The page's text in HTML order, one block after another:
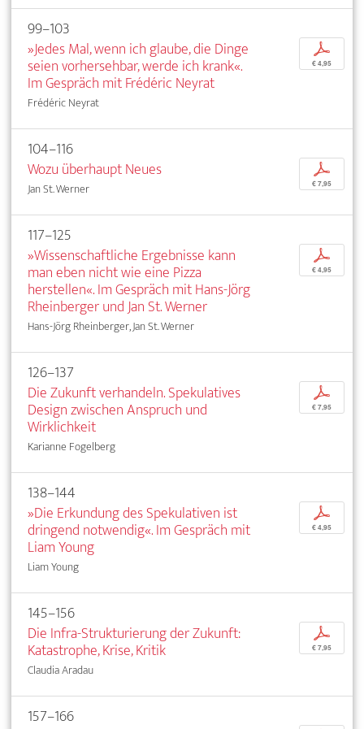
99–103
»Jedes Mal, wenn ich glaube, die Dinge
seien vorhersehbar, werde ich krank«.
Im Gespräch mit Frédéric Neyrat
Frédéric Neyrat
p
€ 4,95
104–116
Wozu überhaupt Neues
Jan St. Werner
p
€ 7,95
117–125
»Wissenschaftliche Ergebnisse kann
man eben nicht wie eine Pizza
herstellen«. Im Gespräch mit Hans-Jörg
Rheinberger und Jan St. Werner
Hans-Jörg Rheinberger, Jan St. Werner
p
€ 4,95
126–137
Die Zukunft verhandeln. Spekulatives
Design zwischen Anspruch und
Wirklichkeit
Karianne Fogelberg
p
€ 7,95
138–144
»Die Erkundung des Spekulativen ist
dringend notwendig«. Im Gespräch mit
Liam Young
Liam Young
p
€ 4,95
145–156
Die Infra-Strukturierung der Zukunft:
Katastrophe, Krise, Kritik
Claudia Aradau
p
€ 7,95
157–166